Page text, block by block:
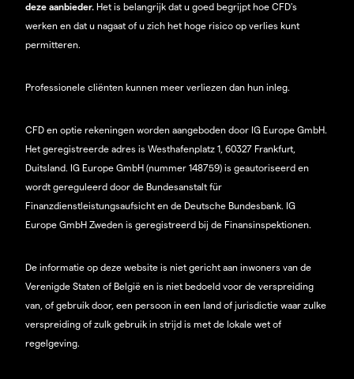
deze aanbieder. Het is belangrijk dat u goed begrijpt hoe CFD's
werken en dat u nagaat of u zich het hoge risico op verlies kunt
permitteren.
Professionele cliënten kunnen meer verliezen dan hun inleg.
CFD en optie rekeningen worden aangeboden door IG Europe GmbH.
Het geregistreerde adres is Westhafenplatz 1, 60327 Frankfurt,
Duitsland. IG Europe GmbH (nummer 148759) is geautoriseerd en
wordt gereguleerd door de Bundesanstalt für
Finanzdienstleistungsaufsicht en de Deutsche Bundesbank. IG
Europe GmbH Zweden is geregistreerd bij de Finansinspektionen.
De informatie op deze website is niet gericht aan inwoners van de
Verenigde Staten of België en is niet bedoeld voor de verspreiding
van, of gebruik door, een persoon in een land of jurisdictie waar zulke
verspreiding of zulk gebruik in strijd is met de lokale wet of
regelgeving.